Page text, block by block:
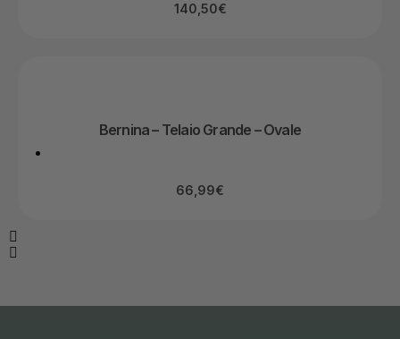
140,50€
Bernina – Telaio Grande – Ovale
66,99€